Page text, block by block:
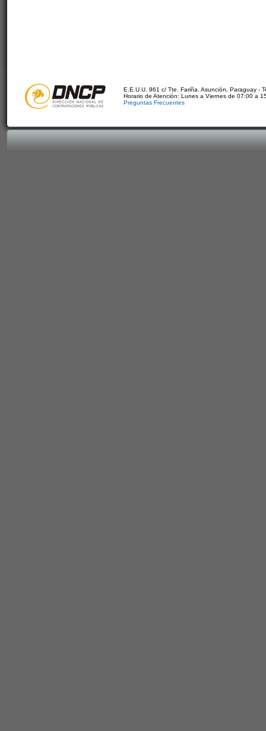
E.E.U.U. 961 c/ Tte. Fariña. Asunción, Paraguay -
Horario de Atención: Lunes a Viernes de 07:00 a
Preguntas Frecuentes